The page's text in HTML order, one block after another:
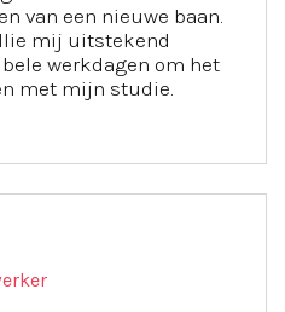
van een nieuwe baan.
mij uitstekend
werkdagen om het
met mijn studie.